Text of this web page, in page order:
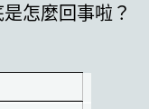
怎麼回事啦？